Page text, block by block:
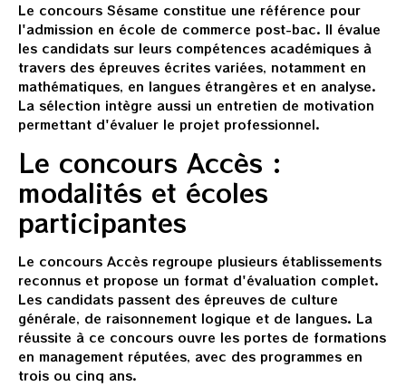
Le concours Sésame constitue une référence pour
l'admission en école de commerce post-bac. Il évalue
les candidats sur leurs compétences académiques à
travers des épreuves écrites variées, notamment en
mathématiques, en langues étrangères et en analyse.
La sélection intègre aussi un entretien de motivation
permettant d'évaluer le projet professionnel.
Le concours Accès :
modalités et écoles
participantes
Le concours Accès regroupe plusieurs établissements
reconnus et propose un format d'évaluation complet.
Les candidats passent des épreuves de culture
générale, de raisonnement logique et de langues. La
réussite à ce concours ouvre les portes de formations
en management réputées, avec des programmes en
trois ou cinq ans.